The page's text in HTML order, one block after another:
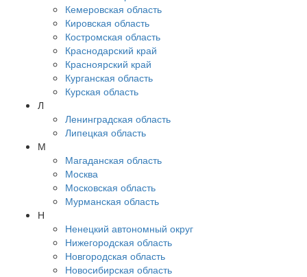
Кемеровская область
Кировская область
Костромская область
Краснодарский край
Красноярский край
Курганская область
Курская область
Л
Ленинградская область
Липецкая область
М
Магаданская область
Москва
Московская область
Мурманская область
Н
Ненецкий автономный округ
Нижегородская область
Новгородская область
Новосибирская область